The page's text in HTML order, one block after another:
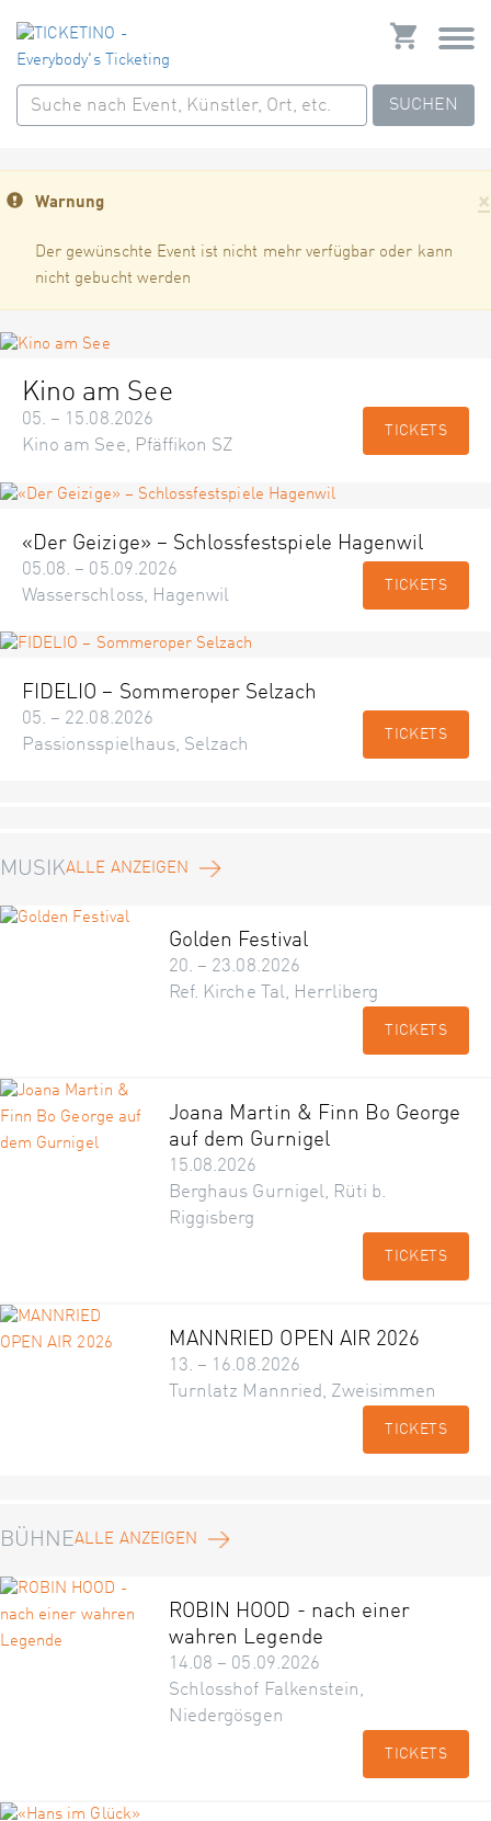
SUCHEN
×
Warnung
Der gewünschte Event ist nicht mehr verfügbar oder kann
nicht gebucht werden
Kino am See
05. – 15.08.2026
Kino am See, Pfäffikon SZ
TICKETS
«Der Geizige» – Schlossfestspiele Hagenwil
05.08. – 05.09.2026
Wasserschloss, Hagenwil
TICKETS
FIDELIO – Sommeroper Selzach
05. – 22.08.2026
Passionsspielhaus, Selzach
TICKETS
MUSIKALLE ANZEIGEN
Golden Festival
20. – 23.08.2026
Ref. Kirche Tal, Herrliberg
TICKETS
Joana Martin & Finn Bo George
auf dem Gurnigel
15.08.2026
Berghaus Gurnigel, Rüti b.
Riggisberg
TICKETS
MANNRIED OPEN AIR 2026
13. – 16.08.2026
Turnlatz Mannried, Zweisimmen
TICKETS
BÜHNEALLE ANZEIGEN
ROBIN HOOD - nach einer
wahren Legende
14.08 – 05.09.2026
Schlosshof Falkenstein,
Niedergösgen
TICKETS